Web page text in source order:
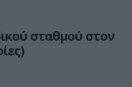
σταθμού στον